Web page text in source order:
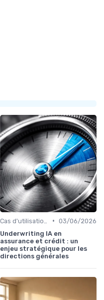
• 03/06/2026
Underwriting IA en
assurance et crédit : un
enjeu stratégique pour les
directions générales